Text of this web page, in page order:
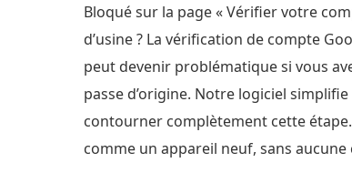
Bloqué sur la page « Vérifier votre
d’usine ? La vérification de compte
peut devenir problématique si vous
passe d’origine. Notre logiciel
contourner complètement cette
comme un appareil neuf, sans